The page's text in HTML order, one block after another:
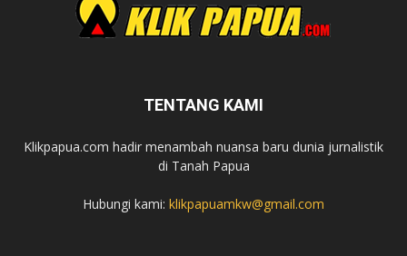
TENTANG KAMI
Klikpapua.com hadir menambah nuansa baru dunia jurnalistik
di Tanah Papua
Hubungi kami: klikpapuamkw@gmail.com